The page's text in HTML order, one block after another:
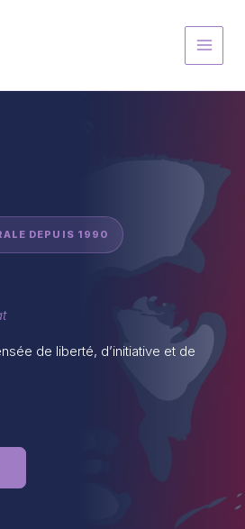
DEPUIS 1990
de liberté, d’initiative et de